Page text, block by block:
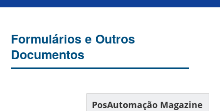
Formulários e Outros
Documentos
PosAutomação Magazine